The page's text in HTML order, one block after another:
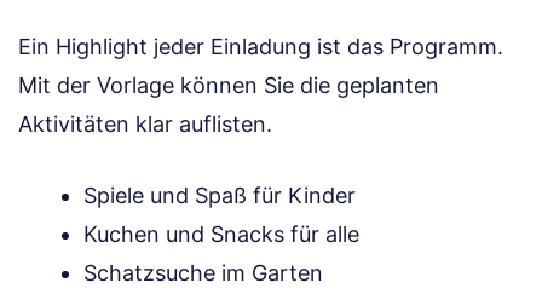
Ein Highlight jeder Einladung ist das Programm.
Mit der Vorlage können Sie die geplanten
Aktivitäten klar auflisten.
Spiele und Spaß für Kinder
Kuchen und Snacks für alle
Schatzsuche im Garten